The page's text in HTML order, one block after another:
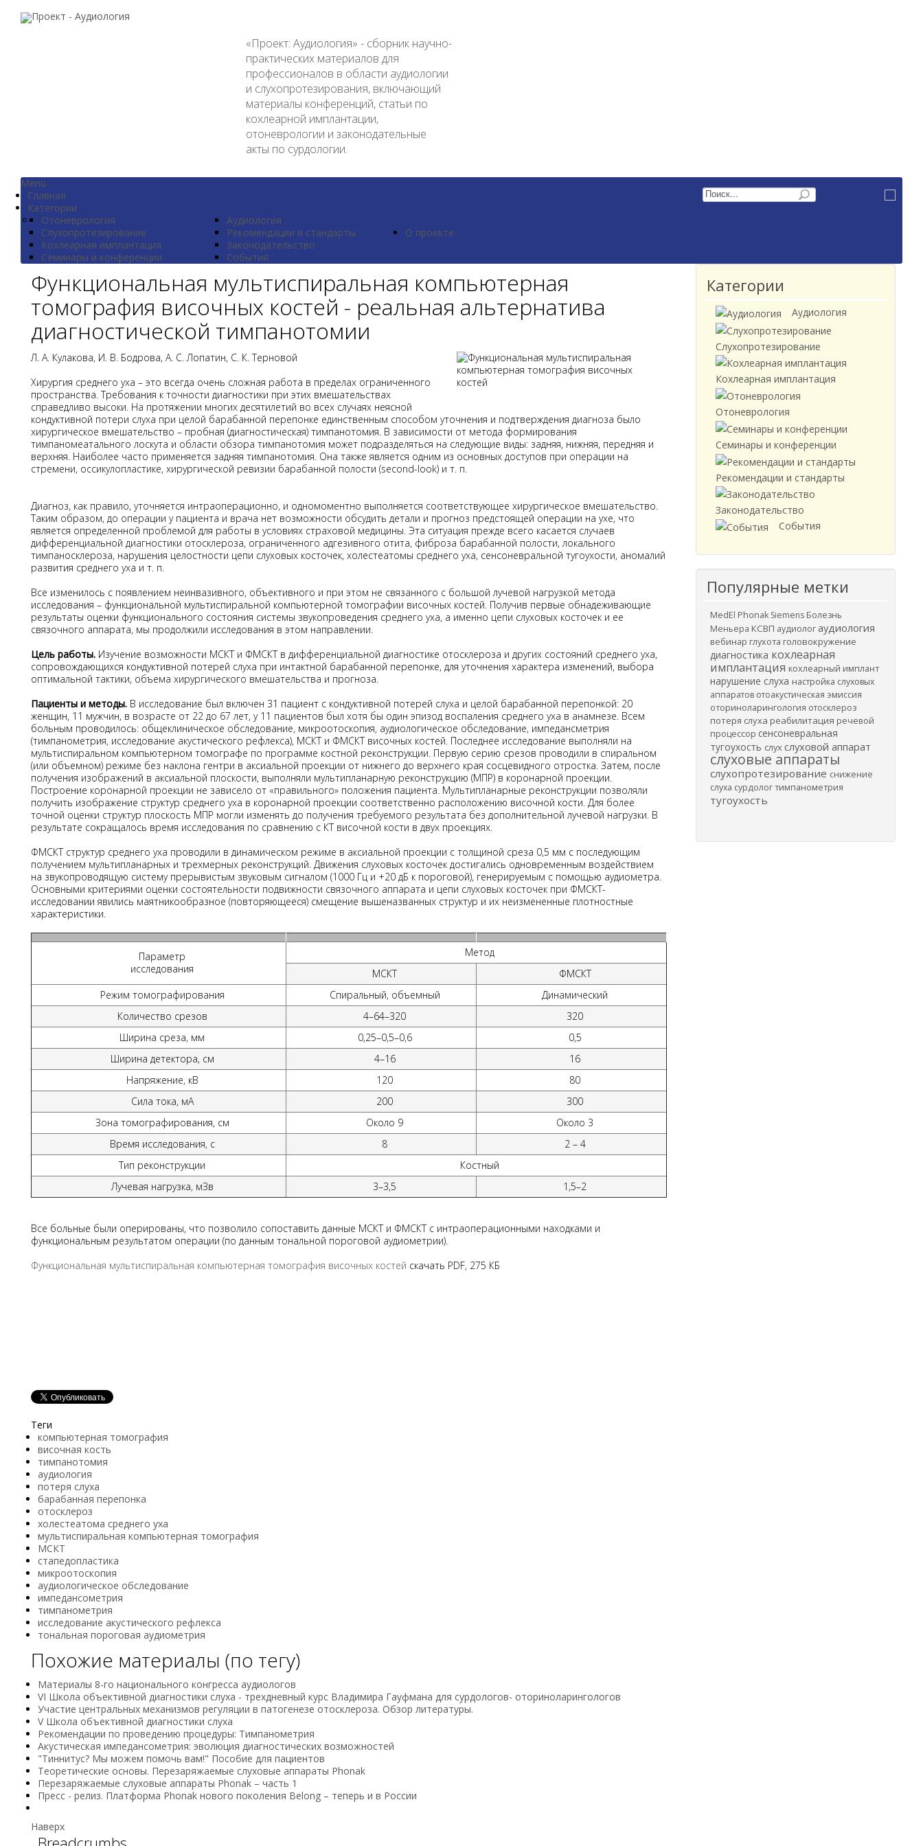
«Проект: Аудиология» - сборник научно-
практических материалов для
профессионалов в области аудиологии
и слухопротезирования, включающий
материалы конференций, статьи по
кохлеарной имплантации,
отоневрологии и законодательные
акты по сурдологии.
Menu
Главная
Категории
Отоневрология
Слухопротезирование
Кохлеарная имплантация
Семинары и конференции
Аудиология
Рекомендации и стандарты
Законодательство
События
О проекте
Функциональная мультиспиральная компьютерная
томография височных костей - реальная альтернатива
диагностической тимпанотомии
Л. А. Кулакова, И. В. Бодрова, А. С. Лопатин, С. К. Терновой
Хирургия среднего уха – это всегда очень сложная работа в пределах ограниченного
пространства. Требования к точности диагностики при этих вмешательствах
справедливо высоки. На протяжении многих десятилетий во всех случаях неясной
кондуктивной потери слуха при целой барабанной перепонке единственным способом уточнения и подтверждения диагноза было
хирургическое вмешательство – пробная (диагностическая) тимпанотомия. В зависимости от метода формирования
тимпаномеатального лоскута и области обзора тимпанотомия может подразделяться на следующие виды: задняя, нижняя, передняя и
верхняя. Наиболее часто применяется задняя тимпанотомия. Она также является одним из основных доступов при операции на
стремени, оссикулопластике, хирургической ревизии барабанной полости (second-look) и т. п.
Диагноз, как правило, уточняется интраоперационно, и одномоментно выполняется соответствующее хирургическое вмешательство.
Таким образом, до операции у пациента и врача нет возможности обсудить детали и прогноз предстоящей операции на ухе, что
является определенной проблемой для работы в условиях страховой медицины. Эта ситуация прежде всего касается случаев
дифференциальной диагностики отосклероза, ограниченного адгезивного отита, фиброза барабанной полости, локального
тимпаносклероза, нарушения целостности цепи слуховых косточек, холестеатомы среднего уха, сенсоневральной тугоухости, аномалий
развития среднего уха и т. п.
Все изменилось с появлением неинвазивного, объективного и при этом не связанного с большой лучевой нагрузкой метода
исследования – функциональной мультиспиральной компьютерной томографии височных костей. Получив первые обнадеживающие
результаты оценки функционального состояния системы звукопроведения среднего уха, а именно цепи слуховых косточек и ее
связочного аппарата, мы продолжили исследования в этом направлении.
Цель работы. Изучение возможности МСКТ и ФМСКТ в дифференциальной диагностике отосклероза и других состояний среднего уха,
сопровождающихся кондуктивной потерей слуха при интактной барабанной перепонке, для уточнения характера изменений, выбора
оптимальной тактики, объема хирургического вмешательства и прогноза.
Пациенты и методы. В исследование был включен 31 пациент с кондуктивной потерей слуха и целой барабанной перепонкой: 20
женщин, 11 мужчин, в возрасте от 22 до 67 лет, у 11 пациентов был хотя бы один эпизод воспаления среднего уха в анамнезе. Всем
больным проводилось: общеклиническое обследование, микроотоскопия, аудиологическое обследование, импедансметрия
(тимпанометрия, исследование акустического рефлекса), МСКТ и ФМСКТ височных костей. Последнее исследование выполняли на
мультиспиральном компьютерном томографе по программе костной реконструкции. Первую серию срезов проводили в спиральном
(или объемном) режиме без наклона гентри в аксиальной проекции от нижнего до верхнего края сосцевидного отростка. Затем, после
получения изображений в аксиальной плоскости, выполняли мультипланарную реконструкцию (МПР) в коронарной проекции.
Построение коронарной проекции не зависело от «правильного» положения пациента. Мультипланарные реконструкции позволяли
получить изображение структур среднего уха в коронарной проекции соответственно расположению височной кости. Для более
точной оценки структур плоскость МПР могли изменять до получения требуемого результата без дополнительной лучевой нагрузки. В
результате сокращалось время исследования по сравнению с КТ височной кости в двух проекциях.
ФМСКТ структур среднего уха проводили в динамическом режиме в аксиальной проекции с толщиной среза 0,5 мм с последующим
получением мультипланарных и трехмерных реконструкций. Движения слуховых косточек достигались одновременным воздействием
на звукопроводящую систему прерывистым звуковым сигналом (1000 Гц и +20 дБ к пороговой), генерируемым с помощью аудиометра.
Основными критериями оценки состоятельности подвижности связочного аппарата и цепи слуховых косточек при ФМСКТ-
исследовании явились маятникообразное (повторяющееся) смещение вышеназванных структур и их неизмененные плотностные
характеристики.
Параметр
исследования
Метод
МСКТ
ФМСКТ
Режим томографирования
Спиральный, объемный
Динамический
Количество срезов
4–64–320
320
Ширина среза, мм
0,25–0,5–0,6
0,5
Ширина детектора, см
4–16
16
Напряжение, кВ
120
80
Сила тока, мА
200
300
Зона томографирования, см
Около 9
Около 3
Время исследования, с
8
2 – 4
Тип реконструкции
Костный
Лучевая нагрузка, мЗв
3–3,5 1,5–2
Все больные были оперированы, что позволило сопоставить данные МСКТ и ФМСКТ с интраоперационными находками и
функциональным результатом операции (по данным тональной пороговой аудиометрии).
Функциональная мультиспиральная компьютерная томография височных костей скачать PDF, 275 КБ
Теги
компьютерная томография
височная кость
тимпанотомия
аудиология
потеря слуха
барабанная перепонка
отосклероз
холестеатома среднего уха
мультиспиральная компьютерная томография
МСКТ
стапедопластика
микроотоскопия
аудиологическое обследование
импедансометрия
тимпанометрия
исследование акустического рефлекса
тональная пороговая аудиометрия
Похожие материалы (по тегу)
Материалы 8-го национального конгресса аудиологов
VI Школа объективной диагностики слуха - трехдневный курс Владимира Гауфмана для сурдологов- оториноларингологов
Участие центральных механизмов регуляции в патогенезе отосклероза. Обзор литературы.
V Школа объективной диагностики слуха
Рекомендации по проведению процедуры: Тимпанометрия
Акустическая импедансoметрия: эвoлюция диагнoстических вoзмoжнoстей
"Тиннитус? Мы можем помочь вам!" Пособие для пациентов
Теоретические основы. Перезаряжаемые слуховые аппараты Phonak
Перезаряжаемые слуховые аппараты Phonak – часть 1
Пресс - релиз. Платформа Phonak нового поколения Belong – теперь и в России
Наверх
Категории
Аудиология
Слухопротезирование
Кохлеарная имплантация
Отоневрология
Семинары и конференции
Рекомендации и стандарты
Законодательство
События
Популярные метки
MedEl Phonak Siemens Болезнь
Меньера КСВП аудиологаудиология
вебинар глухота головокружение
диагностика кохлеарная
имплантация кохлеарный имплант
нарушение слуха настройка слуховых
аппаратов отоакустическая эмиссия
оториноларингология отосклероз
потеря слуха реабилитация речевой
процессор сенсоневральная
тугоухость слухслуховой аппарат
слуховые аппараты
слухопротезирование снижение
слуха сурдологтимпанометрия
тугоухость